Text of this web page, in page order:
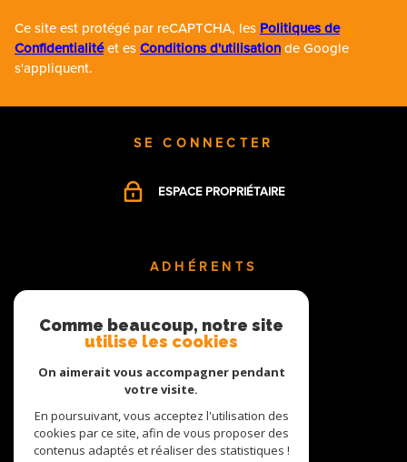
Ce site est protégé par reCAPTCHA, les Politiques de
Confidentialitéet esConditions d'utilisationde Google
s'appliquent.
SE CONNECTER
ESPACE PROPRIÉTAIRE
ADHÉRENTS
Comme beaucoup, notre site
utilise les cookies
On aimerait vous accompagner pendant
votre visite.
En poursuivant, vous acceptez l'utilisation des
cookies par ce site, afin de vous proposer des
contenus adaptés et réaliser des statistiques !